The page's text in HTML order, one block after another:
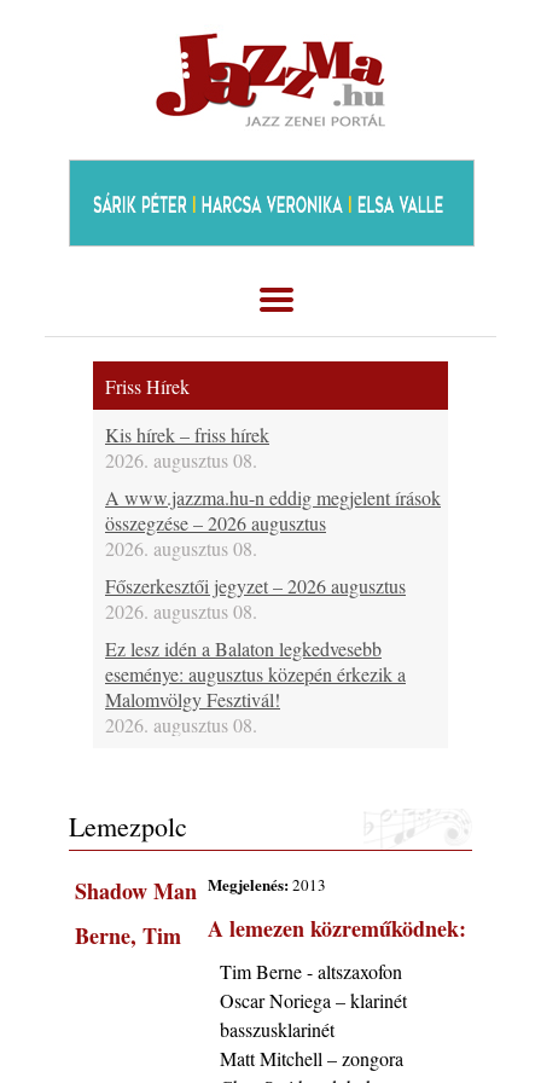
Friss Hírek
Kis hírek – friss hírek
2026. augusztus 08.
A www.jazzma.hu-n eddig megjelent írások
összegzése – 2026 augusztus
2026. augusztus 08.
Főszerkesztői jegyzet – 2026 augusztus
2026. augusztus 08.
Ez lesz idén a Balaton legkedvesebb
eseménye: augusztus közepén érkezik a
Malomvölgy Fesztivál!
2026. augusztus 08.
Dixieland Napok (Hajdúszoboszló – 2026.
augusztus 21-22-23.)
Jazz-rock albumok 1986-ból - Shakatak
„Into the Blue”
2026. augusztus 08.
Fusio Group feat. Kertész Erika "New
Visions" lemezbemutató koncert
2026. augusztus 07.
Jazz-rock albumok 1985-ből - Issei Noro
Lemezpolc
Megjelenés:2013
A lemezen közreműködnek:
Tim Berne - altszaxofon
Oscar Noriega – klarinét
basszusklarinét
Matt Mitchell – zongora
Shadow Man
Berne, Tim